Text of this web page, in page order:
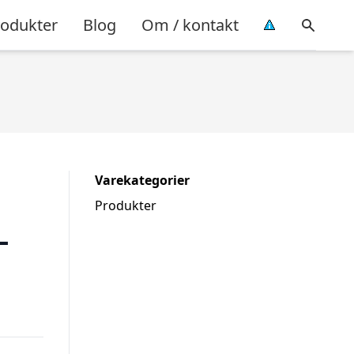
Blog Om / kontakt
Varekategorier
Produkter